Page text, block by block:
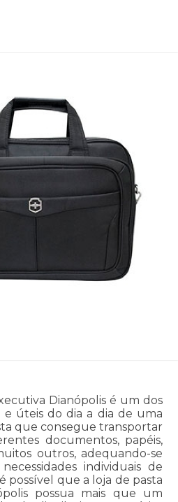
Dianópolis é um dos
e úteis do dia a dia de uma
que consegue transportar
documentos, papéis,
outros, adequando-se
individuais de
possível que a loja de pasta
possua mais que um